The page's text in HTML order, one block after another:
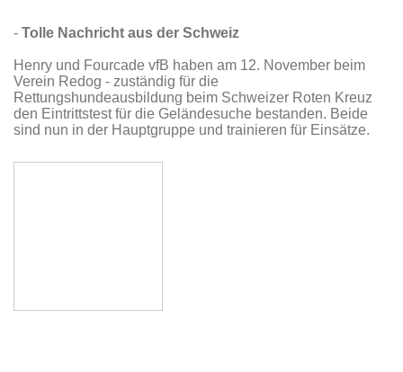
- Tolle Nachricht aus der Schweiz
Henry und Fourcade vfB haben am 12. November beim
Verein Redog - zuständig für die
Rettungshundeausbildung beim Schweizer Roten Kreuz
den Eintrittstest für die Geländesuche bestanden. Beide
sind nun in der Hauptgruppe und trainieren für Einsätze.